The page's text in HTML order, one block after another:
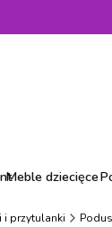
Meble dziecięce
i przytulanki